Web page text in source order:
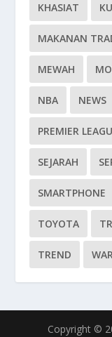
KHASIAT
MAKANAN
MEWAH
NBA NEWS
PREMIER
SEJARAH
SMARTPHONE
TOYOTA
TREND
Copyright ©